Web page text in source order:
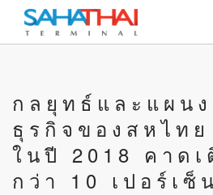
เทอร์มินัล
บริการ
ทรัพยากร
กลยุทธ์และแผน
ธุรกิจของสหไท
ในปี 2018 คาดเ
กว่า 10 เปอร์เซ็